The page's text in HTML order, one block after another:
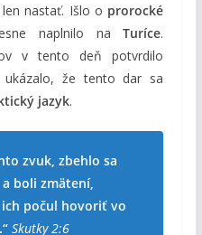
nastať. Išlo o prorocké
naplnilo naTuríce.
v tento deň potvrdilo
že tento dar sa
jazyk.
zvuk, zbehlo sa
boli zmätení,
počul hovoriť vo
Skutky 2:6